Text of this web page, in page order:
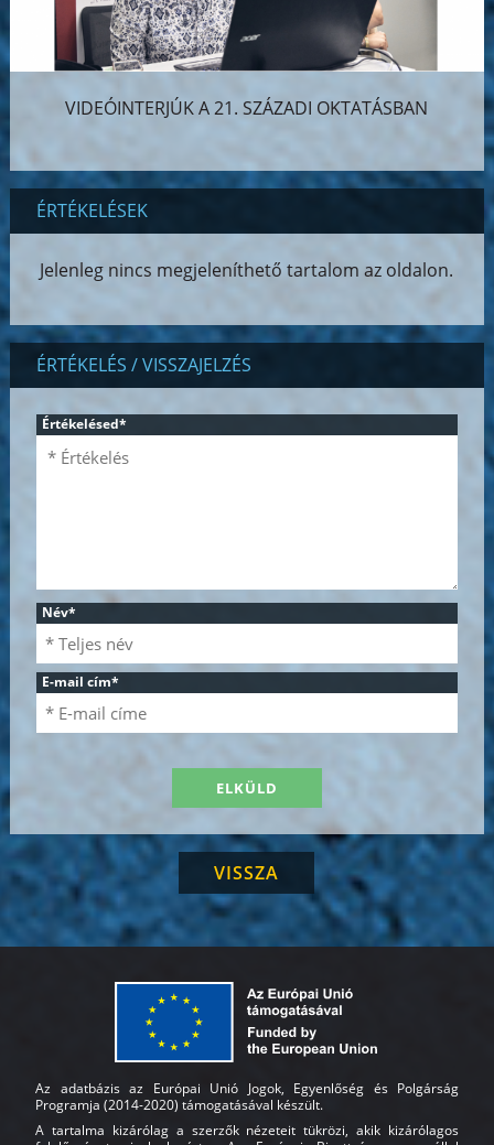
VIDEÓINTERJÚK A 21. SZÁZADI OKTATÁSBAN
ÉRTÉKELÉSEK
Jelenleg nincs megjeleníthető tartalom az oldalon.
ÉRTÉKELÉS / VISSZAJELZÉS
Értékelésed*
Név*
E-mail cím*
VISSZA
Az adatbázis az Európai Unió Jogok, Egyenlőség és Polgárság
Programja (2014-2020) támogatásával készült.
A tartalma kizárólag a szerzők nézeteit tükrözi, akik kizárólagos